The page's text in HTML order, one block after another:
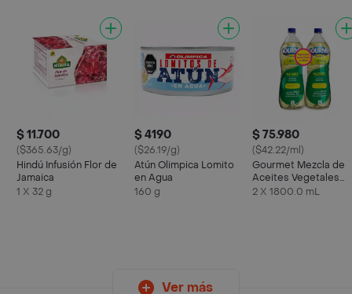
$ 11.700
($365.63/g)
Hindú Infusión Flor de
Jamaica
1 X 32 g
$ 4190
($26.19/g)
Atún Olimpica Lomito
en Agua
160 g
$ 75.980
($42.22/ml)
Gourmet Mezcla de
Aceites Vegetales
Multiusos
2 X 1800.0 mL
Ver más